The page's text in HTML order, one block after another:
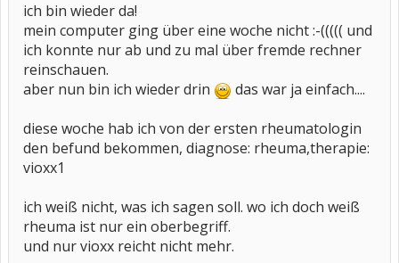
ich bin wieder da!
mein computer ging über eine woche nicht :-((((( und
ich konnte nur ab und zu mal über fremde rechner
reinschauen.
aber nun bin ich wieder drin
das war ja einfach....
diese woche hab ich von der ersten rheumatologin
den befund bekommen, diagnose: rheuma,therapie:
vioxx1
ich weiß nicht, was ich sagen soll. wo ich doch weiß
rheuma ist nur ein oberbegriff.
und nur vioxx reicht nicht mehr.